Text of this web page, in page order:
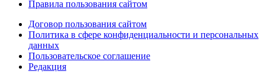
Правила пользования сайтом
Договор пользования сайтом
Политика в сфере конфиденциальности и персональных
данных
Пользовательское соглашение
Редакция